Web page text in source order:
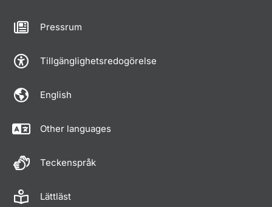
Pressrum
Tillgänglighetsredogörelse
English
Other languages
Teckenspråk
Lättläst